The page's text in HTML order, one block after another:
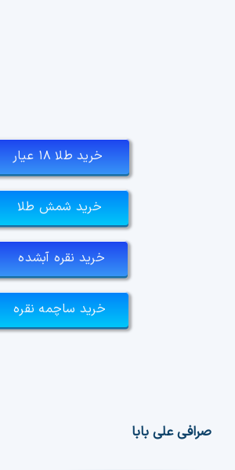
خرید طلا ۱۸ عیار
خرید شمش طلا
خرید نقره آبشده
خرید ساچمه نقره
صرافی علی بابا